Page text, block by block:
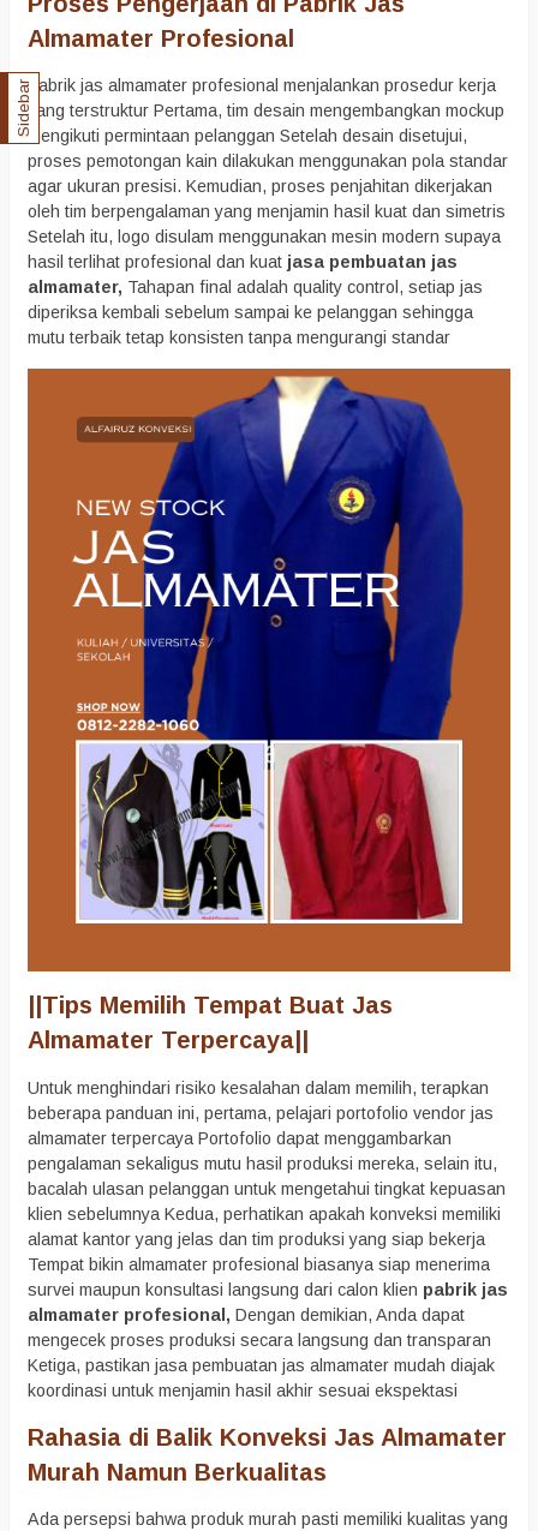
Almamater Profesional
Pabrik jas almamater profesional menjalankan prosedur kerja
yang terstruktur Pertama, tim desain mengembangkan mockup
mengikuti permintaan pelanggan Setelah desain disetujui,
proses pemotongan kain dilakukan menggunakan pola standar
agar ukuran presisi. Kemudian, proses penjahitan dikerjakan
oleh tim berpengalaman yang menjamin hasil kuat dan simetris
Setelah itu, logo disulam menggunakan mesin modern supaya
hasil terlihat profesional dan kuat jasa pembuatan jas
almamater, Tahapan final adalah quality control, setiap jas
diperiksa kembali sebelum sampai ke pelanggan sehingga
mutu terbaik tetap konsisten tanpa mengurangi standar
||Tips Memilih Tempat Buat Jas
Almamater Terpercaya||
Untuk menghindari risiko kesalahan dalam memilih, terapkan
beberapa panduan ini, pertama, pelajari portofolio vendor jas
almamater terpercaya Portofolio dapat menggambarkan
pengalaman sekaligus mutu hasil produksi mereka, selain itu,
bacalah ulasan pelanggan untuk mengetahui tingkat kepuasan
klien sebelumnya Kedua, perhatikan apakah konveksi memiliki
alamat kantor yang jelas dan tim produksi yang siap bekerja
Tempat bikin almamater profesional biasanya siap menerima
survei maupun konsultasi langsung dari calon klien pabrik jas
almamater profesional, Dengan demikian, Anda dapat
mengecek proses produksi secara langsung dan transparan
Ketiga, pastikan jasa pembuatan jas almamater mudah diajak
koordinasi untuk menjamin hasil akhir sesuai ekspektasi
Rahasia di Balik Konveksi Jas Almamater
Murah Namun Berkualitas
Ada persepsi bahwa produk murah pasti memiliki kualitas yang
Sidebar